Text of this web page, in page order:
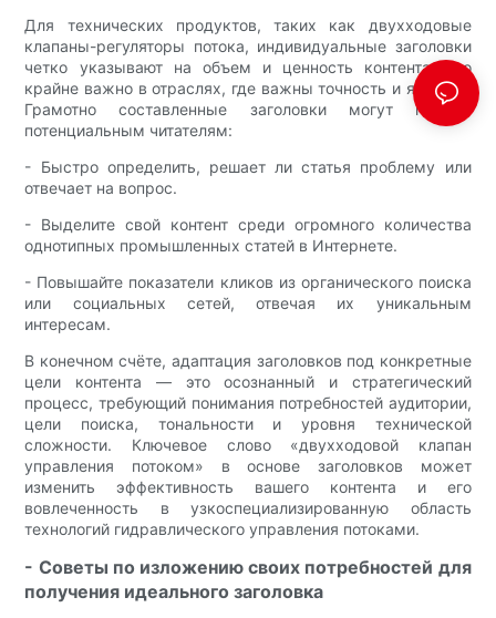
Для технических продуктов, таких как двухходовые
клапаны-регуляторы потока, индивидуальные заголовки
четко указывают на объем и ценность контента, что
крайне важно в отраслях, где важны точность и ясность.
Грамотно составленные заголовки могут помочь
потенциальным читателям:
- Быстро определить, решает ли статья проблему или
отвечает на вопрос.
- Выделите свой контент среди огромного количества
однотипных промышленных статей в Интернете.
- Повышайте показатели кликов из органического поиска
или социальных сетей, отвечая их уникальным
интересам.
В конечном счёте, адаптация заголовков под конкретные
цели контента — это осознанный и стратегический
процесс, требующий понимания потребностей аудитории,
цели поиска, тональности и уровня технической
сложности. Ключевое слово «двухходовой клапан
управления потоком» в основе заголовков может
изменить эффективность вашего контента и его
вовлеченность в узкоспециализированную область
технологий гидравлического управления потоками.
- Советы по изложению своих потребностей для
получения идеального заголовка